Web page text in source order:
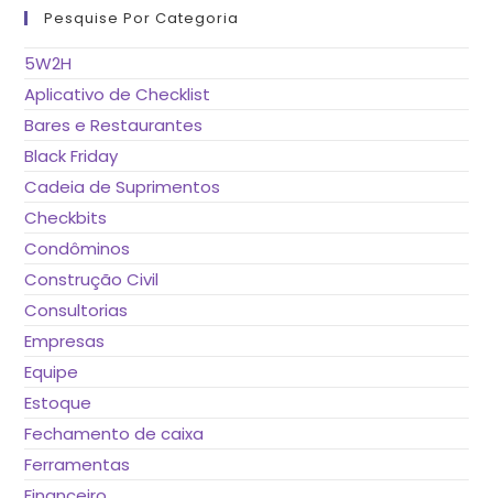
Pesquise Por Categoria
5W2H
Aplicativo de Checklist
Bares e Restaurantes
Black Friday
Cadeia de Suprimentos
Checkbits
Condôminos
Construção Civil
Consultorias
Empresas
Equipe
Estoque
Fechamento de caixa
Ferramentas